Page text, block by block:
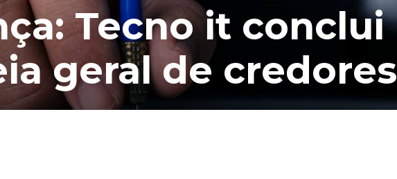
Tecno it conclui
geral de credores